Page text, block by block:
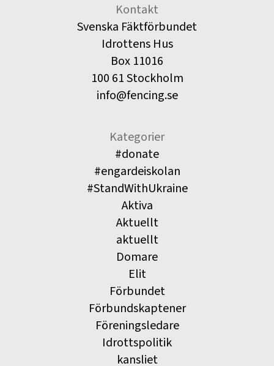
Kontakt
Svenska Fäktförbundet
Idrottens Hus
Box 11016
100 61 Stockholm
info@fencing.se
Kategorier
#donate
#engardeiskolan
#StandWithUkraine
Aktiva
Aktuellt
aktuellt
Domare
Elit
Förbundet
Förbundskaptener
Föreningsledare
Idrottspolitik
kansliet